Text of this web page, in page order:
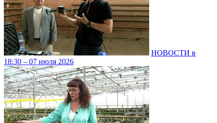
НОВОСТИ в
18:30 – 07 июля 2026